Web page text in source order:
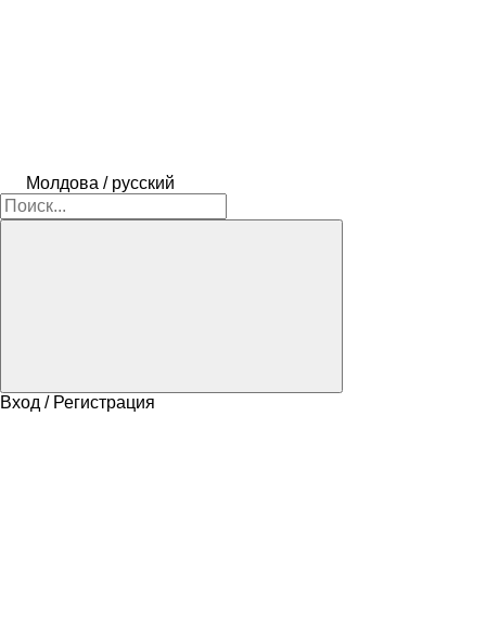
Молдова / русский
Вход / Регистрация